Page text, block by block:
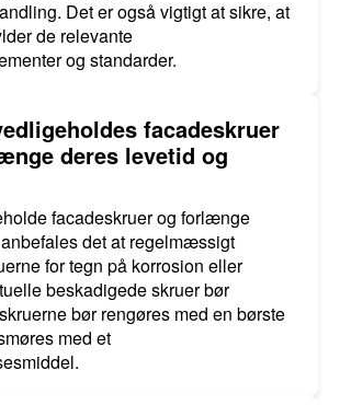
Det er også vigtigt at sikre, at
de relevante
og standarder.
facadeskruer
deres levetid og
facadeskruer og forlænge
det at regelmæssigt
for tegn på korrosion eller
beskadigede skruer bør
bør rengøres med en børste
med et